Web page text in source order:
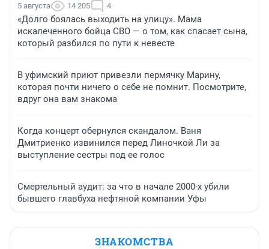
5 августа 14 205 4
«Долго боялась выходить на улицу». Мама
искалеченного бойца СВО — о том, как спасает сына,
который разбился по пути к невесте
В уфимский приют привезли пермячку Марину,
которая почти ничего о себе не помнит. Посмотрите,
вдруг она вам знакома
Когда концерт обернулся скандалом. Ваня
Дмитриенко извинился перед Линочкой Ли за
выступление сестры под ее голос
Смертельный аудит: за что в начале 2000-х убили
бывшего главбуха нефтяной компании Уфы
ЗНАКОМСТВА